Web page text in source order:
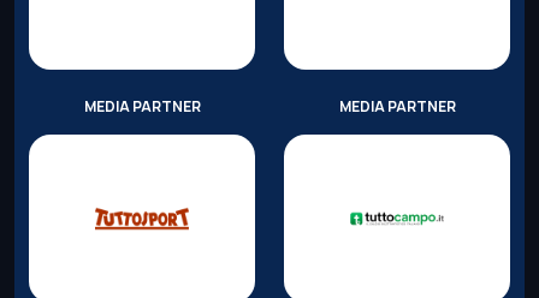
MEDIA PARTNER MEDIA PARTNER